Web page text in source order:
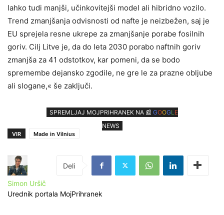
lahko tudi manjši, učinkovitejši model ali hibridno vozilo.
Trend zmanjšanja odvisnosti od nafte je neizbežen, saj je
EU sprejela resne ukrepe za zmanjšanje porabe fosilnih
goriv. Cilj Litve je, da do leta 2030 porabo naftnih goriv
zmanjša za 41 odstotkov, kar pomeni, da se bodo
spremembe dejansko zgodile, ne gre le za prazne obljube
ali slogane,« še zaključi.
SPREMLJAJ MOJPRIHRANEK NA 📰 GOOGL E
NEWS
VIR Made in Vilnius
Simon Uršič
Urednik portala MojPrihranek